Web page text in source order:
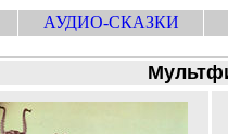
АУДИО-СКАЗКИ